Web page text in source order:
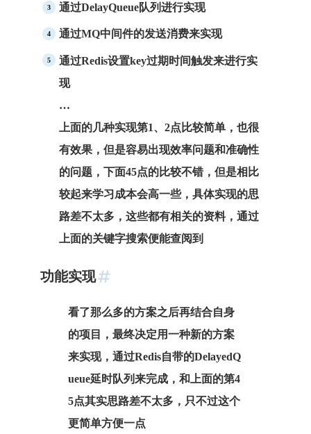
通过DelayQueue队列进行实现
通过MQ中间件的发送消费来实现
通过Redis设置key过期时间触发来进行实
现
…
上面的几种实现第1、2点比较简单，也很
有效果，但是容易出现效率问题和准确性
的问题，下面45点的比较不错，但是相比
较起来学习成本会高一些，具体实现的思
路差不太多，这些都有相关的资料，通过
上面的关键字搜索便能查阅到
功能实现
看了那么多的方案之后再结合自身
的项目，最终决定用一种新的方案
来实现，通过Redis自带的DelayedQ
ueue延时队列来完成，和上面的第4
5点其实思路差不太多，只不过这个
更简单方便一点